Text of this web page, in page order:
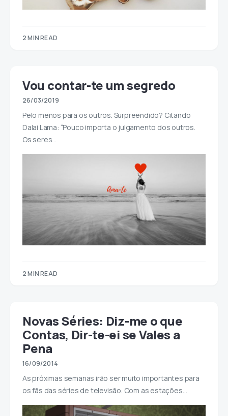
2 MIN READ
Vou contar-te um segredo
26/03/2019
Pelo menos para os outros. Surpreendido? Citando
Dalai Lama: “Pouco importa o julgamento dos outros.
Os seres…
2 MIN READ
Novas Séries: Diz-me o que
Contas, Dir-te-ei se Vales a
Pena
16/09/2014
As próximas semanas irão ser muito importantes para
os fãs das séries de televisão. Com as estações…